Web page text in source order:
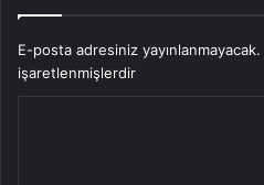
E-posta adresiniz yayınlanmayacak.
işaretlenmişlerdir